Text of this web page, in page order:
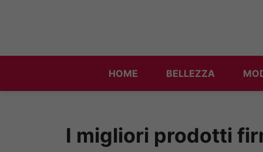
HOME BELLEZZA
I migliori prodotti